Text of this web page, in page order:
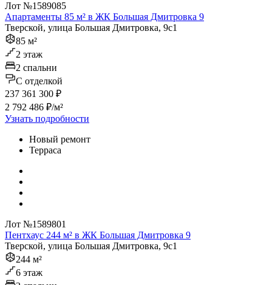
Лот №1589085
Апартаменты 85 м² в ЖК Большая Дмитровка 9
Тверской, улица Большая Дмитровка, 9с1
85 м²
2 этаж
2 спальни
C отделкой
237 361 300 ₽
2 792 486 ₽/м²
Узнать подробности
Новый ремонт
Терраса
Лот №1589801
Пентхаус 244 м² в ЖК Большая Дмитровка 9
Тверской, улица Большая Дмитровка, 9с1
244 м²
6 этаж